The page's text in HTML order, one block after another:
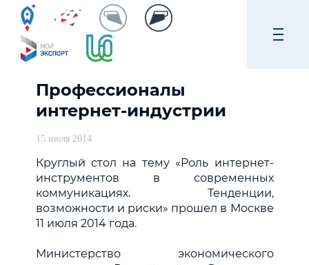
Профессионалы
интернет-индустрии
15 июля 2014
Круглый стол на тему «Роль интернет-
инструментов в современных
коммуникациях. Тенденции,
возможности и риски» прошел в Москве
11 июля 2014 года.
Министерство экономического